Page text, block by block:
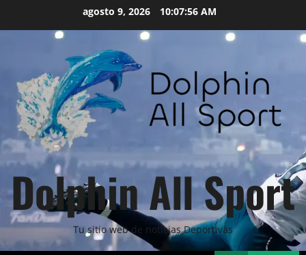
agosto 9, 2026 10:07:58 AM
Dolphin All Sport
Tu sitio web de noticias Deportivas